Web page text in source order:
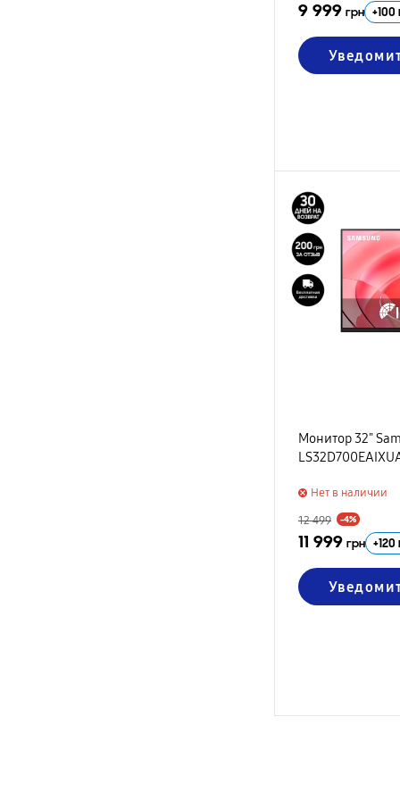
9 999 грн +100
Монитор 32"
Нет в наличии
12 499 -4%
11 999 грн +120